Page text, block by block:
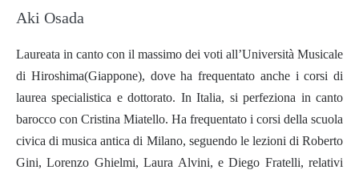
Aki Osada
Laureata in canto con il massimo dei voti all’Università Musicale
di Hiroshima(Giappone), dove ha frequentato anche i corsi di
laurea specialistica e dottorato. In Italia, si perfeziona in canto
barocco con Cristina Miatello. Ha frequentato i corsi della scuola
civica di musica antica di Milano, seguendo le lezioni di Roberto
Gini, Lorenzo Ghielmi, Laura Alvini, e Diego Fratelli, relativi